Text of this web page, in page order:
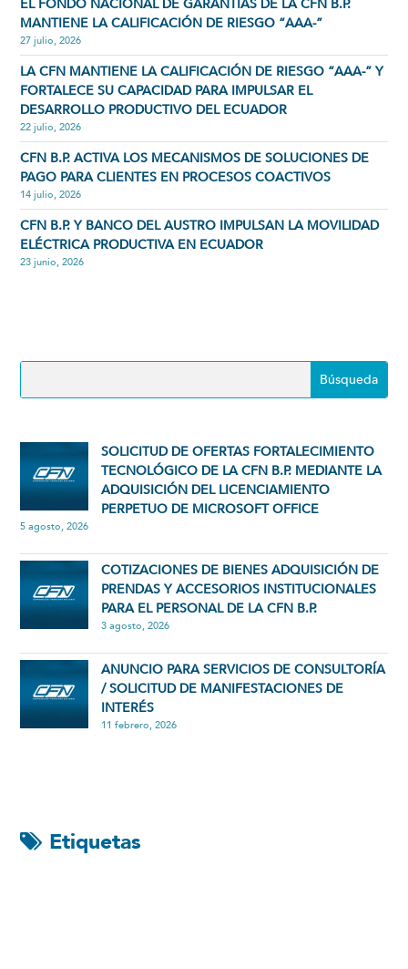
EL FONDO NACIONAL DE GARANTÍAS DE LA CFN B.P.
MANTIENE LA CALIFICACIÓN DE RIESGO “AAA-”
27 julio, 2026
LA CFN MANTIENE LA CALIFICACIÓN DE RIESGO “AAA-” Y
FORTALECE SU CAPACIDAD PARA IMPULSAR EL
DESARROLLO PRODUCTIVO DEL ECUADOR
22 julio, 2026
CFN B.P. ACTIVA LOS MECANISMOS DE SOLUCIONES DE
PAGO PARA CLIENTES EN PROCESOS COACTIVOS
14 julio, 2026
CFN B.P. Y BANCO DEL AUSTRO IMPULSAN LA MOVILIDAD
ELÉCTRICA PRODUCTIVA EN ECUADOR
23 junio, 2026
SOLICITUD DE OFERTAS FORTALECIMIENTO
TECNOLÓGICO DE LA CFN B.P. MEDIANTE LA
ADQUISICIÓN DEL LICENCIAMIENTO
PERPETUO DE MICROSOFT OFFICE
5 agosto, 2026
COTIZACIONES DE BIENES ADQUISICIÓN DE
PRENDAS Y ACCESORIOS INSTITUCIONALES
PARA EL PERSONAL DE LA CFN B.P.
3 agosto, 2026
ANUNCIO PARA SERVICIOS DE CONSULTORÍA
/ SOLICITUD DE MANIFESTACIONES DE
INTERÉS
11 febrero, 2026
Etiquetas